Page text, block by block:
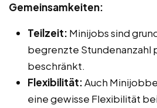
Gemeinsamkeiten:
Teilzeit: Minijobs sind
begrenzte Stundenanzahl
beschränkt.
Flexibilität:Auch
eine gewisse Flexibilität